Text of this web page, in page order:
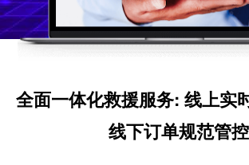
全面一体化救援服务: 线上实
线下订单规范管控